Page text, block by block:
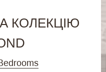
КОЛЕКЦІЮ